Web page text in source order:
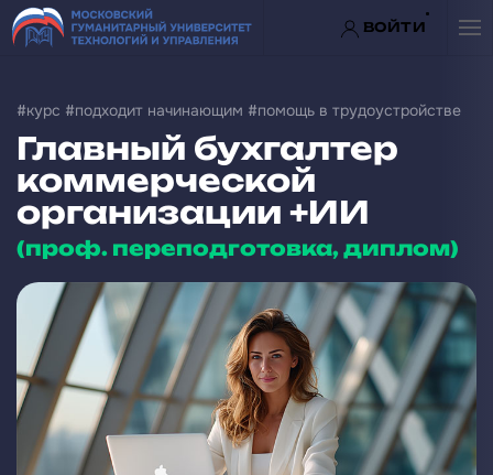
Перейти к содержимому
ВОЙТИ
#курс #подходит начинающим #помощь в трудоустройстве
Главный бухгалтер
коммерческой
организации +ИИ
(проф. переподготовка, диплом)